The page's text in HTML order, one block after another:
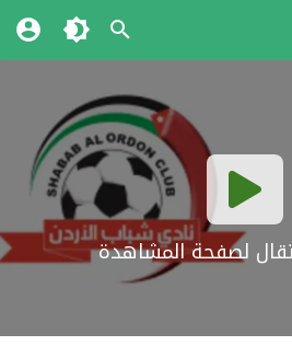
لصفحة المشاهدة